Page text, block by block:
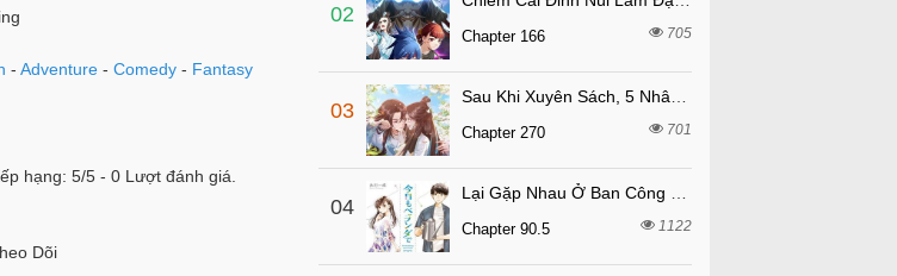
-Adventure -Comedy - Fantasy
hạng: 5/5- 0Lượt đánh giá.
Dõi
02
Chapter 166 705
03
Chapter 270 701
04
Chapter 90.5 1122